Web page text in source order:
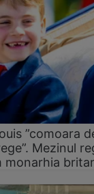
”comoara
Mezinul
monarhia